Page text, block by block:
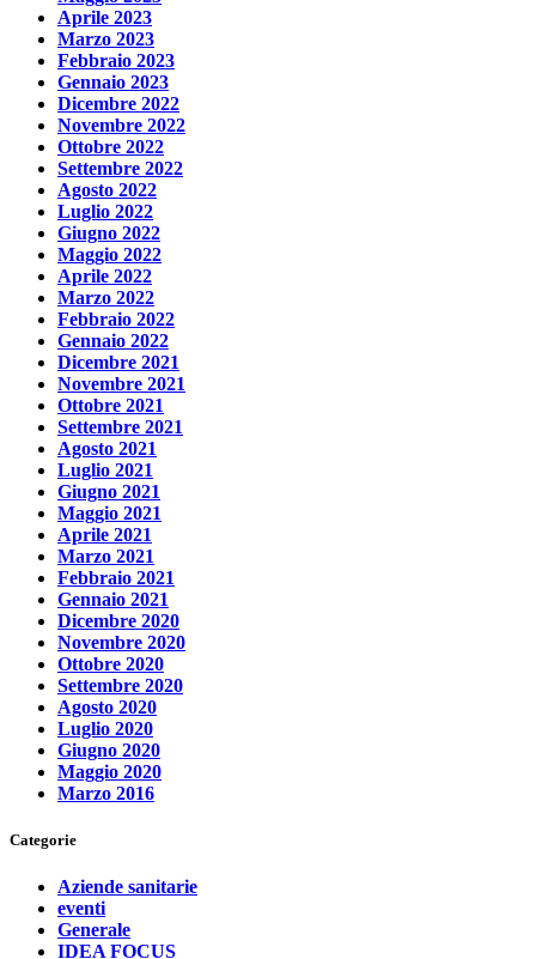
Aprile 2023
Marzo 2023
Febbraio 2023
Gennaio 2023
Dicembre 2022
Novembre 2022
Ottobre 2022
Settembre 2022
Agosto 2022
Luglio 2022
Giugno 2022
Maggio 2022
Aprile 2022
Marzo 2022
Febbraio 2022
Gennaio 2022
Dicembre 2021
Novembre 2021
Ottobre 2021
Settembre 2021
Agosto 2021
Luglio 2021
Giugno 2021
Maggio 2021
Aprile 2021
Marzo 2021
Febbraio 2021
Gennaio 2021
Dicembre 2020
Novembre 2020
Ottobre 2020
Settembre 2020
Agosto 2020
Luglio 2020
Giugno 2020
Maggio 2020
Marzo 2016
Categorie
Aziende sanitarie
eventi
Generale
IDEA FOCUS